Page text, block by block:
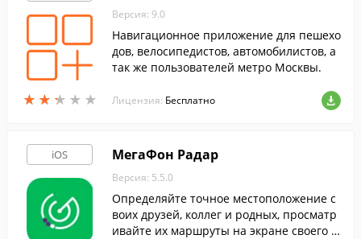
★ ★ ★ ★ ★
★ ★ ★ ★ ★
Версия: 9.0
Навигационное приложение для пешехо
дов, велосипедистов, автомобилистов, а
так же пользователей метро Москвы.
Лицензия: Бесплатно
iOS МегаФон Радар
Версия: 5.5.0
Определяйте точное местоположение с
воих друзей, коллег и родных, просматр
ивайте их маршруты на экране своего iP